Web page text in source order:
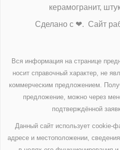
керамогранит,
Сделано с ❤. Сайт
Вся информация на странице
носит справочный характер, не
коммерческим предложением.
предложение, можно через
подтверждённой
Данный сайт использует cookie-
адресе и местоположении,